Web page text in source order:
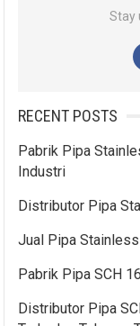
Stay
RECENT POSTS
Pabrik Pipa
Industri
Distributor Pipa
Jual Pipa
Pabrik Pipa SCH
Distributor Pipa